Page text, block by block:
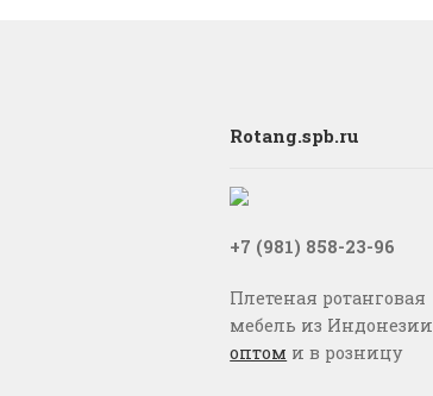
Rotang.spb.ru
+7 (981) 858-23-96
Плетеная ротанговая
мебель из Индонезии
оптом и в розницу